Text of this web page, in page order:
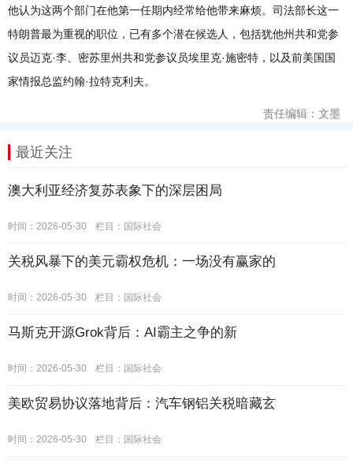
他认为这两个部门在他第一任期内经常给他带来麻烦。司法部长这一
特朗普最为重视的职位，已有多个潜在候选人，包括犹他州共和党参
议员迈克·李、密苏里州共和党参议员埃里克·施密特，以及前美国国
家情报总监约翰·拉特克利夫。
责任编辑：文墨
最近关注
澳大利亚经济复苏表象下的深层困局
时间：2026-05-30 栏目： 国际社会
关税风暴下的美元霸权危机：一场没有赢家的
时间：2026-05-30 栏目： 国际社会
马斯克开源Grok背后：AI霸主之争的新
时间：2026-05-30 栏目： 国际社会
美欧贸易协议落地背后：汽车钢铝关税暗藏玄
时间：2026-05-30 栏目： 国际社会